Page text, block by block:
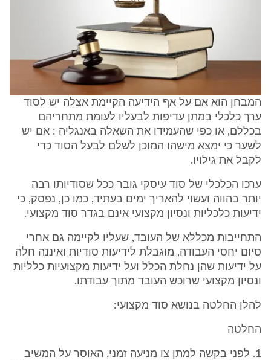
המבחן הוא אם על אף הידיעה הקיימת אצלה יש לסוד
ערך כלכלי במתן עדיפות לבעליו לעומת מתחריהם
בכללם, או כפי שהעמידו את השאלה באנגליה : אם יש
לשער כי ימצא מישהו המוכן לשלם לבעל הסוד כדי
לקבל את גילויו.
ערכו הכלכלי של סוד עיסקי גובר ככל שסודיותו רבה
יותר בהווה ועשוי להאריך ימים בעתיד, כמו כן, נפסק, כי
ידיעות כלכליות ונסיון מקצועי אינם בגדר סוד מקצועי.
התחייבות מכללא של העובד, שעליו לקיימה גם אחרי
סיום יחסי העבודה, מוגבלת לידיעות סודיות ואיננה חלה
על ידיעות שהן נחלת הכלל ועל ידיעות מקצועיות כלליות
ונסיון מקצועי שרוכש העובד מתוך עבודתו.
להלן החלטה בנושא סוד מקצועי:
החלטה
1. לפני בקשה למתן צו מניעה זמני, האוסר על המשיב